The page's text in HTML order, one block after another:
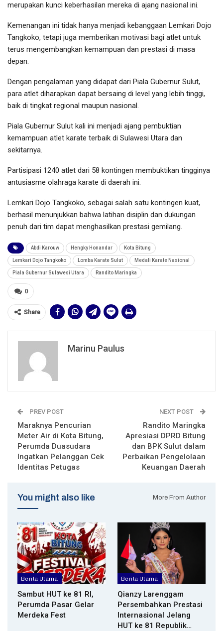
merupakan kunci keberhasilan mereka di ajang nasional ini.
Kemenangan ini tidak hanya menjadi kebanggaan Lemkari Dojo
Tangkoko, tetapi juga memberikan motivasi bagi atlet untuk
terus mengembangkan kemampuan dan prestasi di masa
depan.
Dengan pengalaman yang didapat dari Piala Gubernur Sulut,
para atlet diharapkan dapat bersaing di level yang lebih tinggi,
baik di tingkat regional maupun nasional.
Piala Gubernur Sulut kali ini menjadi ajang pembuktian
kemampuan atlet karate terbaik di Sulawesi Utara dan
sekitarnya.
Partisipasi 1240 atlet dari 58 kontingen membuktikan tingginya
antusiasme olahraga karate di daerah ini.
Lemkari Dojo Tangkoko, sebagai salah satu kontingen kuat,
berhasil menunjukkan bahwa latihan disiplin dan dukungan
penuh dari tim dapat menghasilkan prestasi gemilang.
Abdi Karouw Hengky Honandar Kota Bitung
Lemkari Dojo Tangkoko Lomba Karate Sulut Medali Karate Nasional
Piala Gubernur Sulawesi Utara Randito Maringka
0
Share
Marinu Paulus
PREV POST
Maraknya Pencurian
Meter Air di Kota Bitung,
Perumda Duasudara
Ingatkan Pelanggan Cek
Identitas Petugas
NEXT POST
Randito Maringka
Apresiasi DPRD Bitung
dan BPK Sulut dalam
Perbaikan Pengelolaan
Keuangan Daerah
You might also like More From Author
Berita Utama
Sambut HUT ke 81 RI,
Perumda Pasar Gelar
Merdeka Fest
Berita Utama
Qianzy Larenggam
Persembahkan Prestasi
Internasional Jelang
HUT ke 81 Republik…